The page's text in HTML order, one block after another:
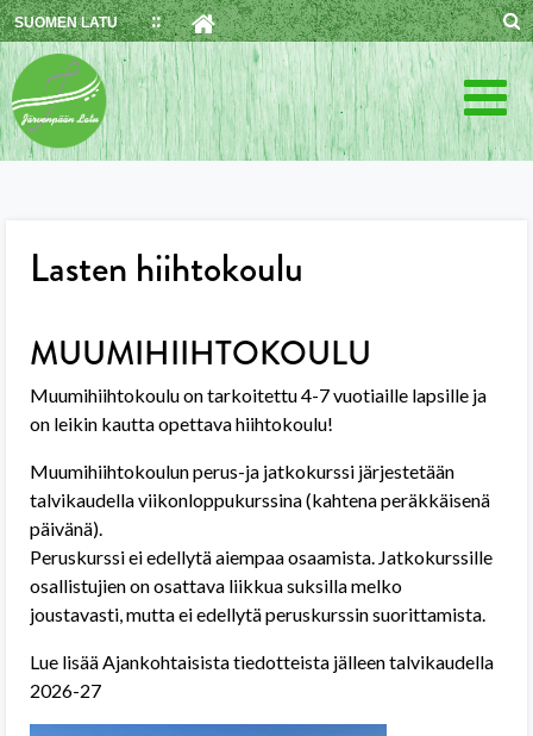
Skip
to
content
SUOMEN LATU
Lasten hiihtokoulu
MUUMIHIIHTOKOULU
Muumihiihtokoulu on tarkoitettu 4-7 vuotiaille lapsille ja
on leikin kautta opettava hiihtokoulu!
Muumihiihtokoulun perus-ja jatkokurssi järjestetään
talvikaudella viikonloppukurssina (kahtena peräkkäisenä
päivänä).
Peruskurssi ei edellytä aiempaa osaamista. Jatkokurssille
osallistujien on osattava liikkua suksilla melko
joustavasti, mutta ei edellytä peruskurssin suorittamista.
Lue lisää Ajankohtaisista tiedotteista jälleen talvikaudella
2026-27